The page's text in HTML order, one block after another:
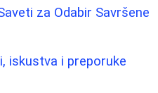
za Odabir Savršene
iskustva i preporuke